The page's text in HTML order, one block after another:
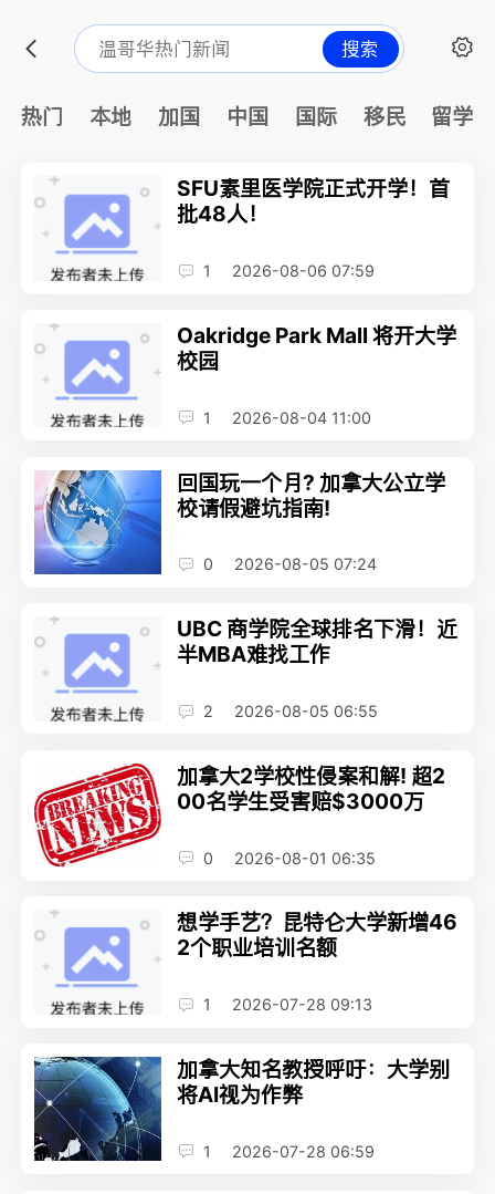
搜索
热门 本地 加国 中国 国际 移民 留学
SFU素里医学院正式开学！首
批48人！
1 2026-08-06 07:59
Oakridge Park Mall 将开大学
校园
1 2026-08-04 11:00
回国玩一个月? 加拿大公立学
校请假避坑指南!
0 2026-08-05 07:24
UBC 商学院全球排名下滑！近
半MBA难找工作
2 2026-08-05 06:55
加拿大2学校性侵案和解! 超2
00名学生受害赔$3000万
0 2026-08-01 06:35
想学手艺？昆特仑大学新增46
2个职‍业培训名额
1 2026-07-28 09:13
加拿大知名教授呼吁：大学别
将AI视为作弊
1 2026-07-28 06:59